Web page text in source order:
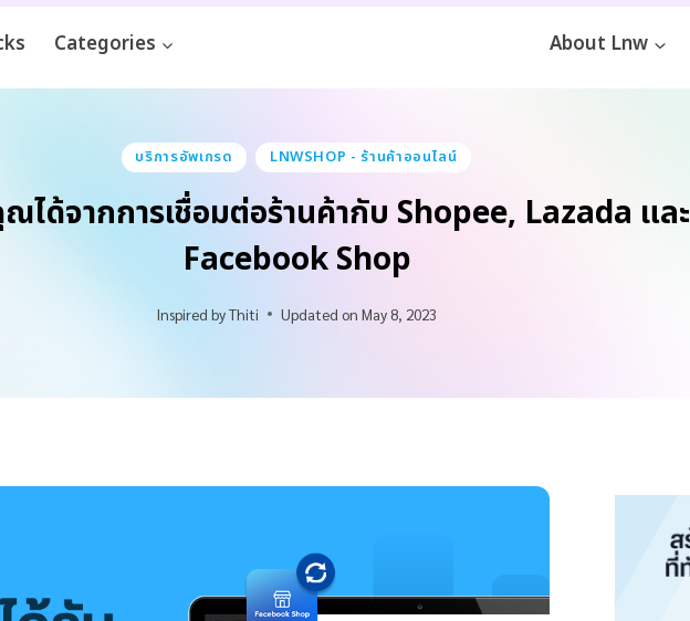
Categories About Lnw
บริการอัพเกรด LNWSHOP - ร้านค้าออนไลน์
ได้จากการเชื่อมต่อร้านค้ากับ Shopee, Lazada และ
Facebook Shop
Inspired byThiti Updated on May 8, 2023